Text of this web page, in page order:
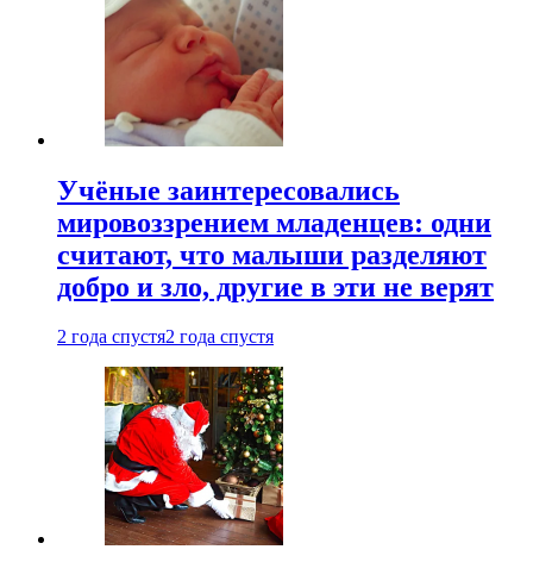
Учёные заинтересовались
мировоззрением младенцев: одни
считают, что малыши разделяют
добро и зло, другие в эти не верят
2 года спустя2 года спустя